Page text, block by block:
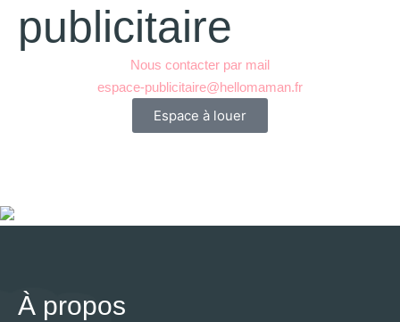
publicitaire
Nous contacter par mail
espace-publicitaire@hellomaman.fr
Espace à louer
À propos